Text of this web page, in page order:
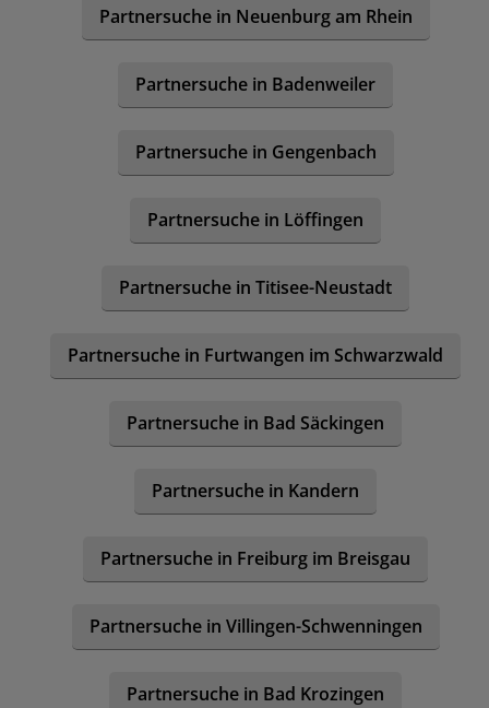
Partnersuche in Neuenburg am Rhein
Partnersuche in Badenweiler
Partnersuche in Gengenbach
Partnersuche in Löffingen
Partnersuche in Titisee-Neustadt
Partnersuche in Furtwangen im Schwarzwald
Partnersuche in Bad Säckingen
Partnersuche in Kandern
Partnersuche in Freiburg im Breisgau
Partnersuche in Villingen-Schwenningen
Partnersuche in Bad Krozingen